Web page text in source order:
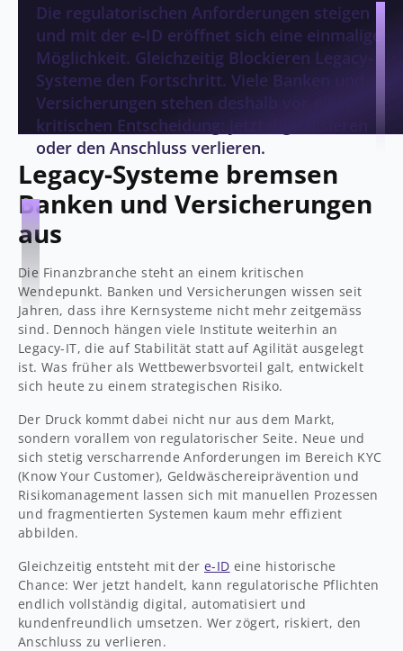
Die regulatorischen Anforderungen steigen
und mit der e-ID eröffnet sich eine einmalige
Möglichkeit. Gleichzeitig Blockieren Legacy-
Systeme den Fortschritt. Viele Banken und
Versicherungen stehen deshalb vor einer
kritischen Entscheidung: jetzt digitalisieren
oder den Anschluss verlieren.
Legacy-Systeme bremsen
Banken und Versicherungen
aus
Die Finanzbranche steht an einem kritischen
Wendepunkt. Banken und Versicherungen wissen seit
Jahren, dass ihre Kernsysteme nicht mehr zeitgemäss
sind. Dennoch hängen viele Institute weiterhin an
Legacy-IT, die auf Stabilität statt auf Agilität ausgelegt
ist. Was früher als Wettbewerbsvorteil galt, entwickelt
sich heute zu einem strategischen Risiko.
Der Druck kommt dabei nicht nur aus dem Markt,
sondern vorallem von regulatorischer Seite. Neue und
sich stetig verscharrende Anforderungen im Bereich KYC
(Know Your Customer), Geldwäschereiprävention und
Risikomanagement lassen sich mit manuellen Prozessen
und fragmentierten Systemen kaum mehr effizient
abbilden.
Gleichzeitig entsteht mit der e-ID eine historische
Chance: Wer jetzt handelt, kann regulatorische Pflichten
endlich vollständig digital, automatisiert und
kundenfreundlich umsetzen. Wer zögert, riskiert, den
Anschluss zu verlieren.